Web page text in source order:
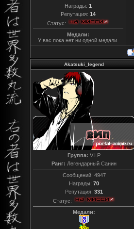
Награды: 1
Репутация: 14
Статус:
Медали:
У вас пока нет ни одной медали.
Akatsuki_legend
Группа: V.I.P
Ранг: Легендарный Санин
Сообщений: 4947
Награды: 70
Репутация: 331
Статус:
Медали: